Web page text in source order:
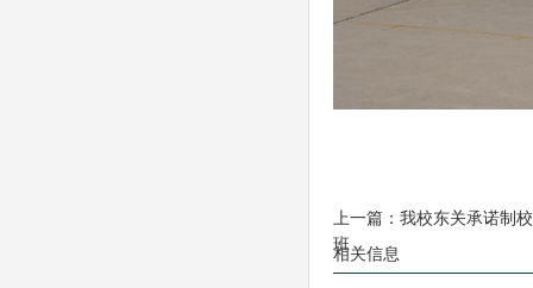
上一篇： 我校东关承诺制
班
相关信息